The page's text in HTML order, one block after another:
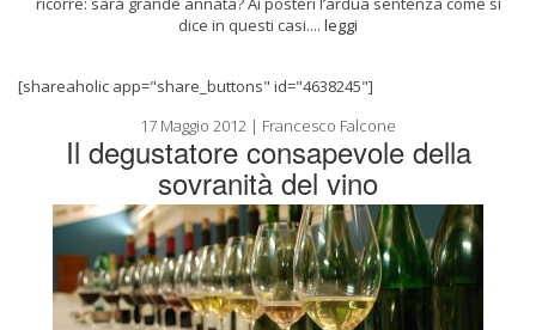
dice in questi casi.... leggi
[shareaholic app="share_buttons" id="4638245"]
17 Maggio 2012 | Francesco Falcone
Il degustatore consapevole della
sovranità del vino